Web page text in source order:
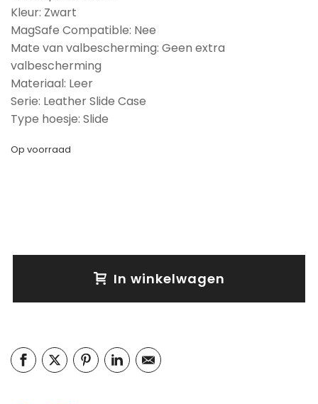
Kleur: Zwart
MagSafe Compatible: Nee
Mate van valbescherming: Geen extra
valbescherming
Materiaal: Leer
Serie: Leather Slide Case
Type hoesje: Slide
Op voorraad
In winkelwagen